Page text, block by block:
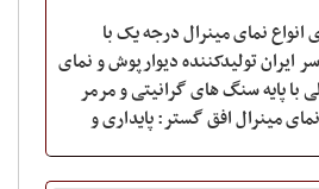
نمای مینرال درجه یک با
ایران تولیدکننده دیوارپوش و نمای
با پایه سنگ های گرانیتی و مرمر
مینرال افق گستر: پایداری و